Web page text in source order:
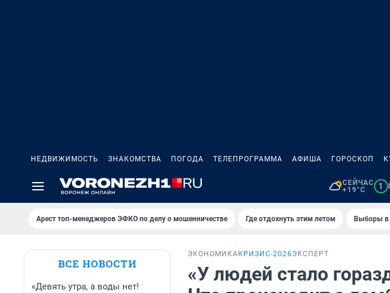
НЕДВИЖИМОСТЬ ЗНАКОМСТВА ПОГОДА ТЕЛЕПРОГРАММА АФИША ГОРОСКОП
СЕЙЧАС
+19°C
1
Арест топ-менеджеров ЭФКО по делу о мошенничестве Где отдохнуть этим летом Выборы в
ВСЕ НОВОСТИ
«Девять утра, а воды нет!
ЭКОНОМИКА КРИЗИС-2026ЭКСПЕРТ
«У людей стало